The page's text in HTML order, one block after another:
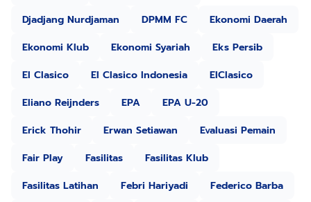
Djadjang Nurdjaman
DPMM FC
Ekonomi Daerah
Ekonomi Klub
Ekonomi Syariah
Eks Persib
El Clasico
El Clasico Indonesia
ElClasico
Eliano Reijnders
EPA
EPA U-20
Erick Thohir
Erwan Setiawan
Evaluasi Pemain
Fair Play
Fasilitas
Fasilitas Klub
Fasilitas Latihan
Febri Hariyadi
Federico Barba